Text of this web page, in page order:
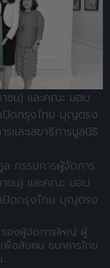
ชน) และคณะ มอบ
ปิดกรุงไทย บุญตรง
และเลขาธิการมูลนิธิ
กรรมการผู้จัดการ
ชน) และคณะ มอบ
ปิดกรุงไทย บุญตรง
รองผู้จัดการใหญ่ ผู้
พื่อสังคม ธนาคารไทย